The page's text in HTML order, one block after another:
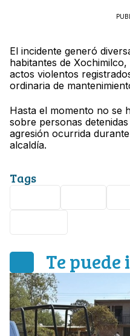
El incidente generó
habitantes de
actos violentos
ordinaria de
Hasta el momento no se
sobre personas
agresión ocurrida
alcaldía.
Tags
Te